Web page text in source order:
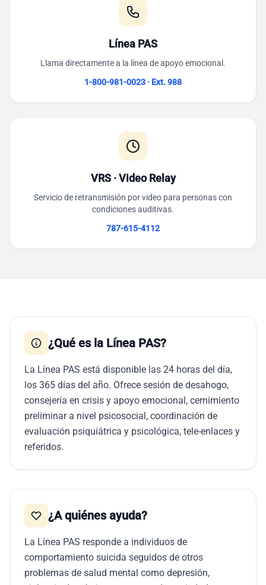
Línea PAS
Llama directamente a la línea de apoyo emocional.
1-800-981-0023 · Ext. 988
VRS · Video Relay
Servicio de retransmisión por video para personas con
condiciones auditivas.
787-615-4112
¿Qué es la Línea PAS?
La Línea PAS está disponible las 24 horas del día,
los 365 días del año. Ofrece sesión de desahogo,
consejería en crisis y apoyo emocional, cernimiento
preliminar a nivel psicosocial, coordinación de
evaluación psiquiátrica y psicológica, tele-enlaces y
referidos.
¿A quiénes ayuda?
La Línea PAS responde a individuos de
comportamiento suicida seguidos de otros
problemas de salud mental como depresión,